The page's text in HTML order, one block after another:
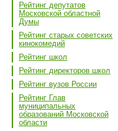
Рейтинг депутатов
Московской областной
Думы
Рейтинг старых советских
кинокомедий
Рейтинг школ
Рейтинг директоров школ
Рейтинг вузов России
Рейтинг Глав
муниципальных
образований Московской
области